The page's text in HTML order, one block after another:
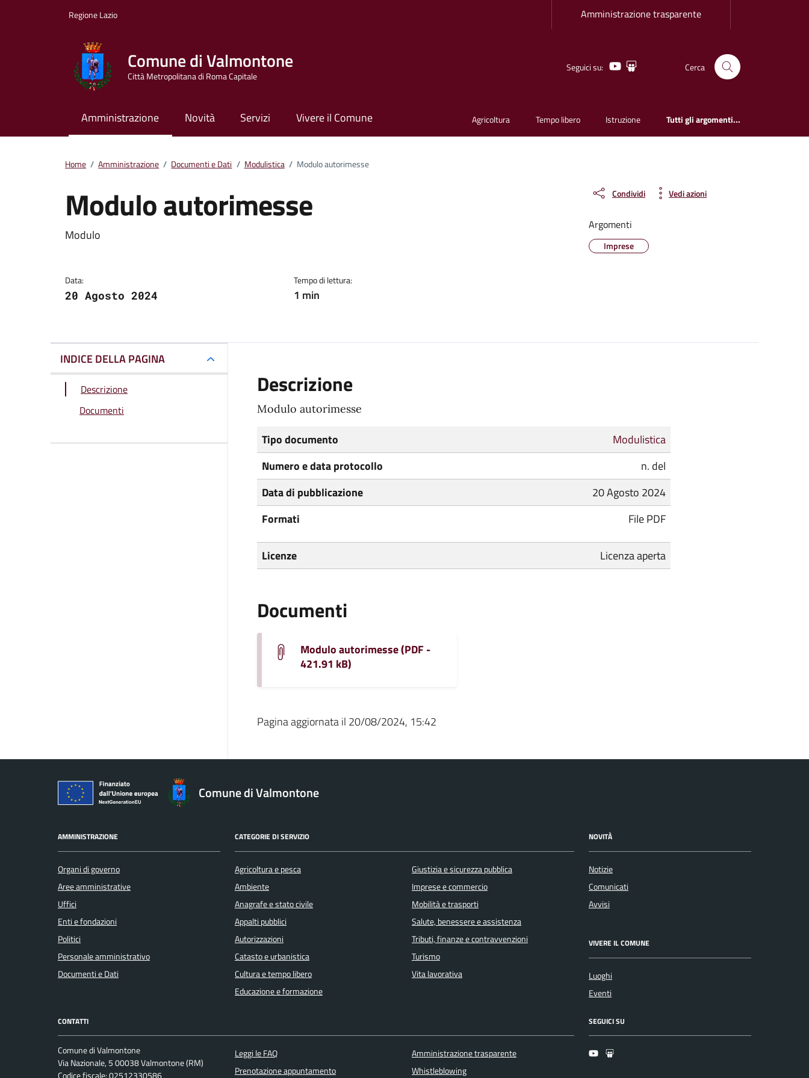
Regione Lazio Amministrazione trasparente
Comune di Valmontone
Città Metropolitana di Roma Capitale
Seguici su: YoutubeSlideshare Cerca
Amministrazione Novità Servizi Vivere il Comune Agricoltura Tempo libero Istruzione Tutti gli argomenti...
Home / Amministrazione / Documenti e Dati / Modulistica / Modulo autorimesse
Modulo autorimesse
Dettagli del documento
Modulo
Data:
20 Agosto 2024
Tempo di lettura:
1 min
Condividi Vedi azioni
Argomenti
Imprese
INDICE DELLA PAGINA
Descrizione
Documenti
Descrizione
Modulo autorimesse
Tipo documento
Modulistica
Numero e data protocollo
n. del
Data di pubblicazione
20 Agosto 2024
Formati
File PDF
Licenze Licenza aperta
Documenti
Modulo autorimesse (PDF -
421.91 kB)
Pagina aggiornata il 20/08/2024, 15:42
Comune di Valmontone
AMMINISTRAZIONE
Organi di governo
Aree amministrative
Uffici
Enti e fondazioni
Politici
Personale amministrativo
Documenti e Dati
CATEGORIE DI SERVIZIO
Agricoltura e pesca
Ambiente
Anagrafe e stato civile
Appalti pubblici
Autorizzazioni
Catasto e urbanistica
Cultura e tempo libero
Educazione e formazione
Giustizia e sicurezza pubblica
Imprese e commercio
Mobilità e trasporti
Salute, benessere e assistenza
Tributi, finanze e contravvenzioni
Turismo
Vita lavorativa
NOVITÀ
Notizie
Comunicati
Avvisi
VIVERE IL COMUNE
Luoghi
Eventi
CONTATTI
Comune di Valmontone
Via Nazionale, 5 00038 Valmontone (RM)
Leggi le FAQ
Prenotazione appuntamento
Amministrazione trasparente
Whistleblowing
SEGUICI SU
YoutubeSlideshare